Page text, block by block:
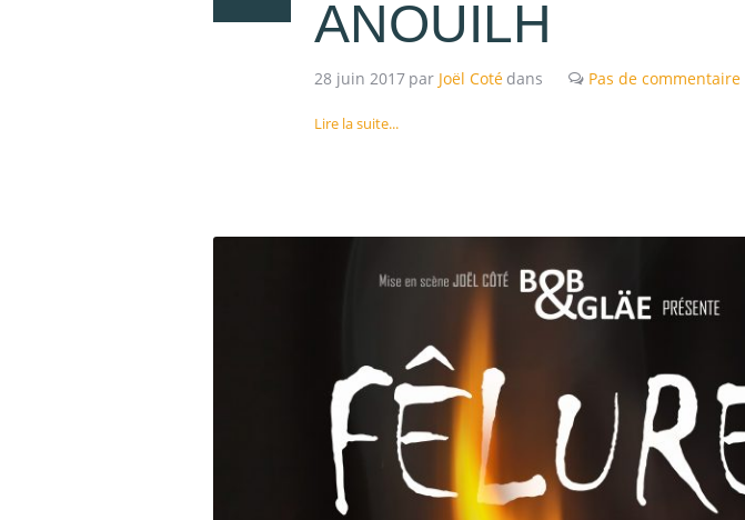
ANOUILH
28 juin 2017 par Joël Coté dans Pas de commentaire
Lire la suite...